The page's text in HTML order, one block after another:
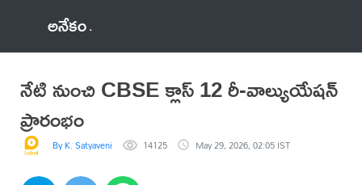
అనేకం
నేటి నుంచి CBSE క్లాస్ 12 రీ-వాల్యుయేషన్‌
ప్రారంభం
By K. Satyaveni 14125 May 29, 2026, 02:05 IST